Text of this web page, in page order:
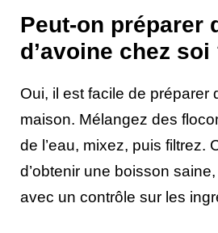
Peut-on préparer
d’avoine chez soi
Oui, il est facile de préparer
maison. Mélangez des
de l’eau, mixez, puis filtrez.
d’obtenir une boisson
avec un contrôle sur les